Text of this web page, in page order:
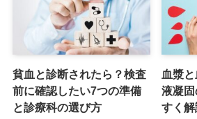
貧血と診断されたら？検査
前に確認したい7つの準備
と診療科の選び方
血漿
液凝
すく